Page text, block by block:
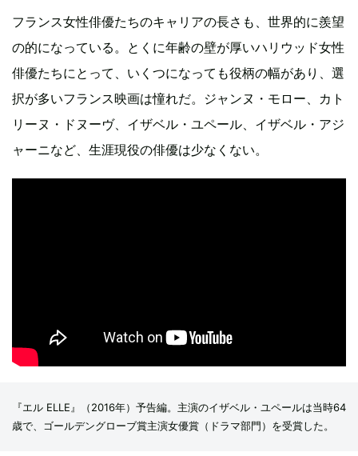
フランス女性俳優たちのキャリアの長さも、世界的に羨望
の的になっている。とくに年齢の壁が厚いハリウッド女性
俳優たちにとって、いくつになっても役柄の幅があり、選
択が多いフランス映画は憧れだ。ジャンヌ・モロー、カト
リーヌ・ドヌーヴ、イザベル・ユペール、イザベル・アジ
ャーニなど、生涯現役の俳優は少なくない。
『エル ELLE』（2016年）予告編。主演のイザベル・ユペールは当時64
歳で、ゴールデングローブ賞主演女優賞（ドラマ部門）を受賞した。